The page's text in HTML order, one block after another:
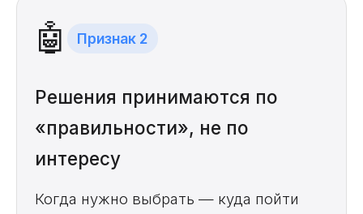
🤖 Признак 2
Решения принимаются по
«правильности», не по
интересу
Когда нужно выбрать — куда пойти